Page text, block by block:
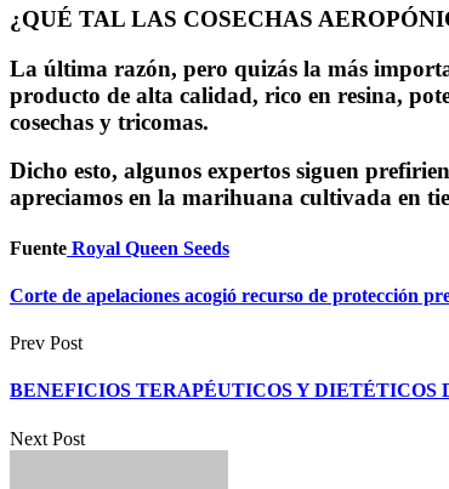
¿QUÉ TAL LAS COSECHAS
La última razón, pero quizás la más
producto de alta calidad, rico en resina,
cosechas y tricomas.
Dicho esto, algunos expertos siguen
apreciamos en la marihuana cultivada en
Fuente Royal Queen Seeds
Corte de apelaciones acogió recurso de protección
Prev Post
BENEFICIOS TERAPÉUTICOS Y
Next Post